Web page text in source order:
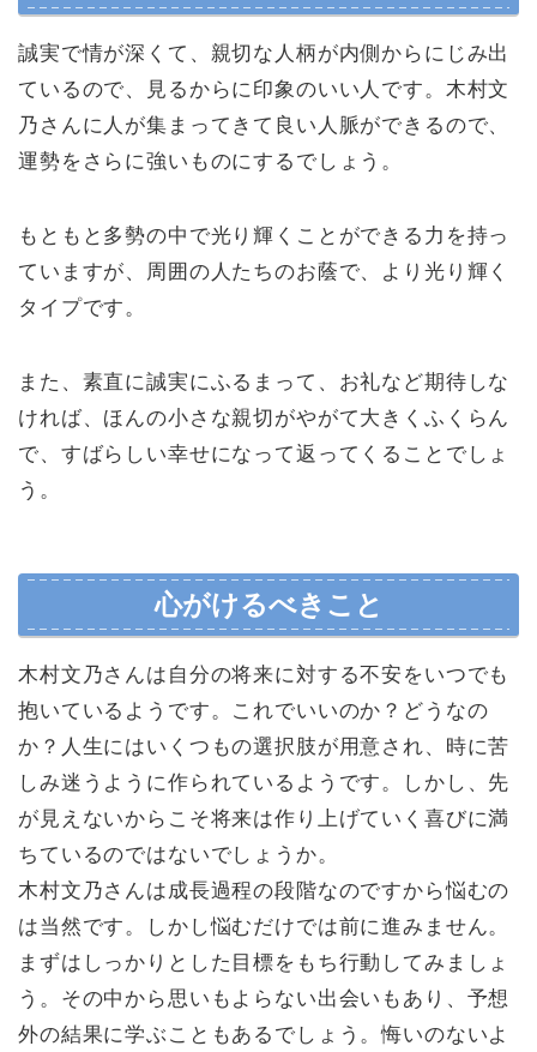
誠実で情が深くて、親切な人柄が内側からにじみ出
ているので、見るからに印象のいい人です。木村文
乃さんに人が集まってきて良い人脈ができるので、
運勢をさらに強いものにするでしょう。
もともと多勢の中で光り輝くことができる力を持っ
ていますが、周囲の人たちのお蔭で、より光り輝く
タイプです。
また、素直に誠実にふるまって、お礼など期待しな
ければ、ほんの小さな親切がやがて大きくふくらん
で、すばらしい幸せになって返ってくることでしょ
う。
心がけるべきこと
木村文乃さんは自分の将来に対する不安をいつでも
抱いているようです。これでいいのか？どうなの
か？人生にはいくつもの選択肢が用意され、時に苦
しみ迷うように作られているようです。しかし、先
が見えないからこそ将来は作り上げていく喜びに満
ちているのではないでしょうか。
木村文乃さんは成長過程の段階なのですから悩むの
は当然です。しかし悩むだけでは前に進みません。
まずはしっかりとした目標をもち行動してみましょ
う。その中から思いもよらない出会いもあり、予想
外の結果に学ぶこともあるでしょう。悔いのないよ